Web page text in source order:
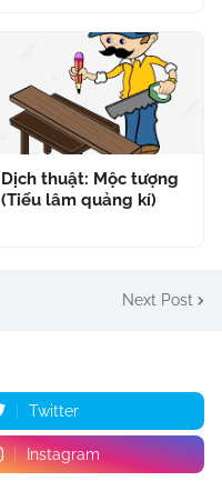
Dịch thuật: Mộc tượng
(Tiếu lâm quảng kí)
Next Post
Twitter
Instagram